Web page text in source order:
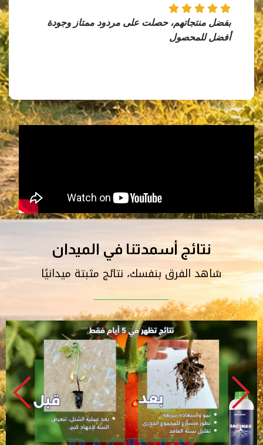
بفضل منتجاتهم، حصلت على مردود ممتاز وجودة
أفضل للمحصول
نتائج أسمدتنا في الميدان
شاهد الفرق بنفسك، نتائج مثبتة ميدانيًا